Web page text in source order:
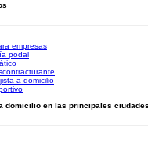
empresas
podal
a domicilio
domicilio en las principales